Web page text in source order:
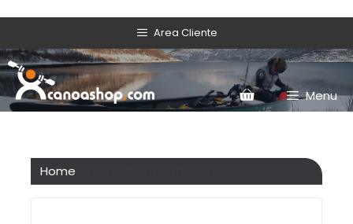
Area Cliente
Menu
Home